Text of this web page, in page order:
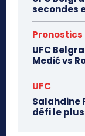
secondes
Pronostics
UFC
Medić vs
UFC
Salahdine
défi le